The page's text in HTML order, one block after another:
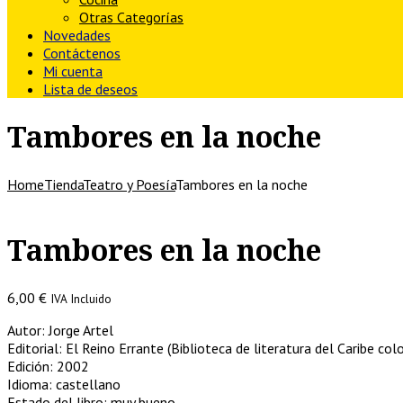
Otras Categorías
Novedades
Contáctenos
Mi cuenta
Lista de deseos
Tambores en la noche
HomeTiendaTeatro y PoesíaTambores en la noche
Tambores en la noche
6,00 € IVA Incluido
Autor: Jorge Artel
Editorial: El Reino Errante (Biblioteca de literatura del Caribe
Edición: 2002
Idioma: castellano